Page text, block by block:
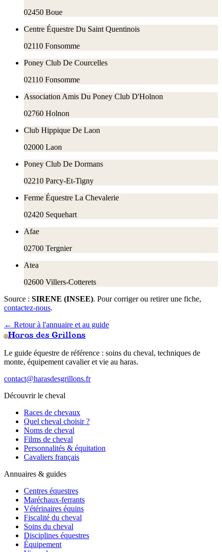
02450 Boue
Centre Équestre Du Saint Quentinois
02110 Fonsomme
Poney Club De Courcelles
02110 Fonsomme
Association Amis Du Poney Club D'Holnon
02760 Holnon
Club Hippique De Laon
02000 Laon
Poney Club De Dormans
02210 Parcy-Et-Tigny
Ferme Équestre La Chevalerie
02420 Sequehart
Afae
02700 Tergnier
Atea
02600 Villers-Cotterets
Source : SIRENE (INSEE). Pour corriger ou retirer une fiche,
contactez-nous.
← Retour à l'annuaire et au guide
Haras des Grillons
Le guide équestre de référence : soins du cheval, techniques de
monte, équipement cavalier et vie au haras.
contact@harasdesgrillons.fr
Découvrir le cheval
Races de chevaux
Quel cheval choisir ?
Noms de cheval
Films de cheval
Personnalités & équitation
Cavaliers français
Annuaires & guides
Centres équestres
Maréchaux-ferrants
Vétérinaires équins
Fiscalité du cheval
Soins du cheval
Disciplines équestres
Équipement